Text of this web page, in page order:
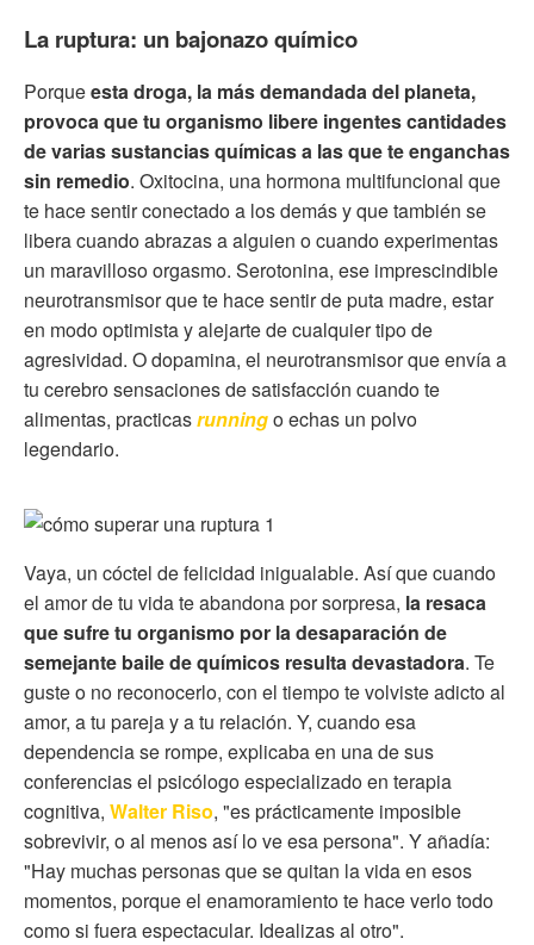
La ruptura: un bajonazo químico
Porqueesta droga, la más demandada del planeta,
provoca que tu organismo libere ingentes cantidades
de varias sustancias químicas a las que te enganchas
sin remedio. Oxitocina, una hormona multifuncional que
te hace sentir conectado a los demás y que también se
libera cuando abrazas a alguien o cuando experimentas
un maravilloso orgasmo. Serotonina, ese imprescindible
neurotransmisor que te hace sentir de puta madre, estar
en modo optimista y alejarte de cualquier tipo de
agresividad. O dopamina, el neurotransmisor que envía a
tu cerebro sensaciones de satisfacción cuando te
alimentas, practicasrunningo echas un polvo
legendario.
Vaya, un cóctel de felicidad inigualable. Así que cuando
el amor de tu vida te abandona por sorpresa, la resaca
que sufre tu organismo por la desaparación de
semejante baile de químicos resulta devastadora. Te
guste o no reconocerlo, con el tiempo te volviste adicto al
amor, a tu pareja y a tu relación. Y, cuando esa
dependencia se rompe, explicaba en una de sus
conferencias el psicólogo especializado en terapia
cognitiva, Walter Riso, "es prácticamente imposible
sobrevivir, o al menos así lo ve esa persona". Y añadía:
"Hay muchas personas que se quitan la vida en esos
momentos, porque el enamoramiento te hace verlo todo
como si fuera espectacular. Idealizas al otro".